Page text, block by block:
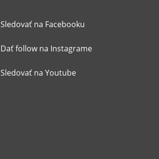
Sledovať na Facebooku
Dať follow na Instagrame
Sledovať na Youtube